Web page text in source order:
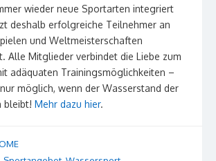
wieder neue Sportarten integriert
deshalb erfolgreiche Teilnehmer an
und Weltmeisterschaften
Alle Mitglieder verbindet die Liebe zum
adäquaten Trainingsmöglichkeiten –
möglich, wenn der Wasserstand der
bleibt! Mehr dazu hier.